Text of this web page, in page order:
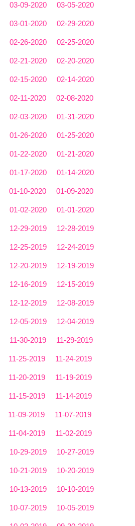
03-09-2020 03-05-2020
03-01-2020 02-29-2020
02-26-2020 02-25-2020
02-21-2020 02-20-2020
02-15-2020 02-14-2020
02-11-2020 02-08-2020
02-03-2020 01-31-2020
01-26-2020 01-25-2020
01-22-2020 01-21-2020
01-17-2020 01-14-2020
01-10-2020 01-09-2020
01-02-2020 01-01-2020
12-29-2019 12-28-2019
12-25-2019 12-24-2019
12-20-2019 12-19-2019
12-16-2019 12-15-2019
12-12-2019 12-08-2019
12-05-2019 12-04-2019
11-30-2019 11-29-2019
11-25-2019 11-24-2019
11-20-2019 11-19-2019
11-15-2019 11-14-2019
11-09-2019 11-07-2019
11-04-2019 11-02-2019
10-29-2019 10-27-2019
10-21-2019 10-20-2019
10-13-2019 10-10-2019
10-07-2019 10-05-2019